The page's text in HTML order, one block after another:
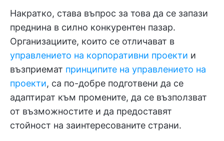
Накратко, става въпрос за това да се запази
преднина в силно конкурентен пазар.
Организациите, които се отличават в
управлението на корпоративни проекти и
възприемат принципите на управлението на
проекти, са по-добре подготвени да се
адаптират към промените, да се възползват
от възможностите и да предоставят
стойност на заинтересованите страни.